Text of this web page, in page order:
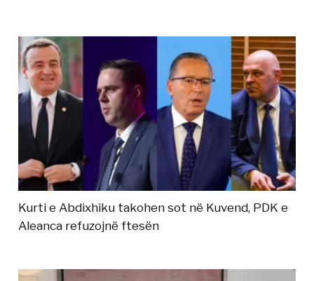
Kurti e Abdixhiku takohen sot në Kuvend, PDK e
Aleanca refuzojnë ftesën